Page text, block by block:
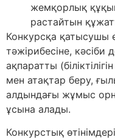
жемқорлық
растайтын
Конкурсқа қатысушы
тәжірибесіне,
ақпаратты
мен атақтар беру,
алдындағы жұмыс
ұсына алады.
Конкурстық